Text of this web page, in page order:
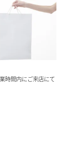
時間内にご来店にて